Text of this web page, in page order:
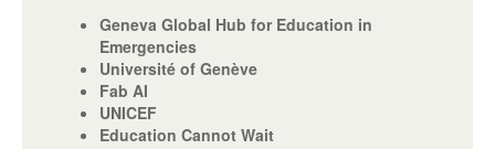
Geneva Global Hub for Education in
Emergencies
Université of Genève
Fab AI
UNICEF
Education Cannot Wait